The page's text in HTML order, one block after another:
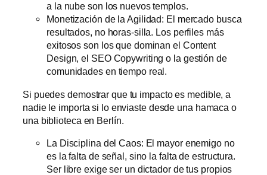
a la nube son los nuevos templos.
Monetización de la Agilidad: El mercado busca
resultados, no horas-silla. Los perfiles más
exitosos son los que dominan el Content
Design, el SEO Copywriting o la gestión de
comunidades en tiempo real.
Si puedes demostrar que tu impacto es medible, a
nadie le importa si lo enviaste desde una hamaca o
una biblioteca en Berlín.
La Disciplina del Caos: El mayor enemigo no
es la falta de señal, sino la falta de estructura.
Ser libre exige ser un dictador de tus propios